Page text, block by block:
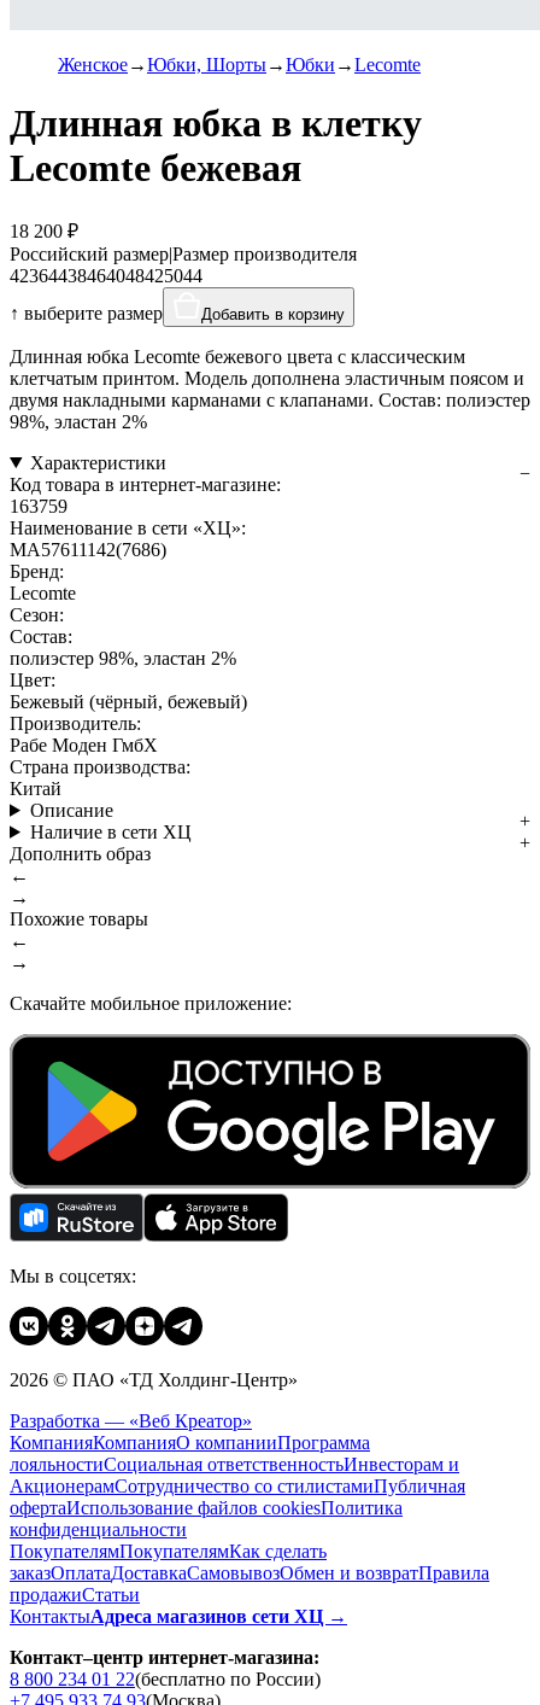
Женское Юбки, Шорты Юбки Lecomte
Длинная юбка в клетку
Lecomte бежевая
18 200 ₽
Российский размер|Размер производителя
42364438464048425044
↑ выберите размер
Добавить в корзину
Длинная юбка Lecomte бежевого цвета с классическим
клетчатым принтом. Модель дополнена эластичным поясом и
двумя накладными карманами с клапанами. Состав: полиэстер
98%, эластан 2%
Характеристики
Код товара в интернет-магазине:
163759
Наименование в сети «ХЦ»:
MA57611142(7686)
Бренд:
Lecomte
Сезон:
Состав:
полиэстер 98%, эластан 2%
Цвет:
Бежевый (чёрный, бежевый)
Производитель:
Рабе Моден ГмбХ
Страна производства:
Китай
Описание
Наличие в сети ХЦ
Дополнить образ
←
→
Похожие товары
←
→
Скачайте мобильное приложение:
Мы в соцсетях:
2026 © ПАО «ТД Холдинг-Центр»
Разработка — «Веб Креатор»
КомпанияКомпанияО компанииПрограмма
лояльностиСоциальная ответственностьИнвесторам и
АкционерамСотрудничество со стилистамиПубличная
офертаИспользование файлов cookiesПолитика
конфиденциальности
ПокупателямПокупателямКак сделать
заказОплатаДоставкаCамовывозОбмен и возвратПравила
продажиСтатьи
КонтактыАдреса магазинов сети ХЦ →
Контакт–центр интернет-магазина:
8 800 234 01 22(бесплатно по России)
+7 495 933 74 93(Москва)